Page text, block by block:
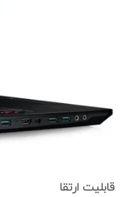
قابلیت ارتقا